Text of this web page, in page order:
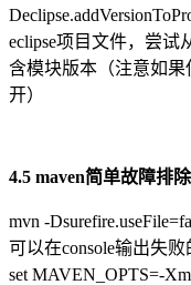
eclipse项目文件，尝
含模块版本（注意如
开）
4.5 maven简单故障排除
mvn -
可以在console输出失
set MAVEN_OPTS=-